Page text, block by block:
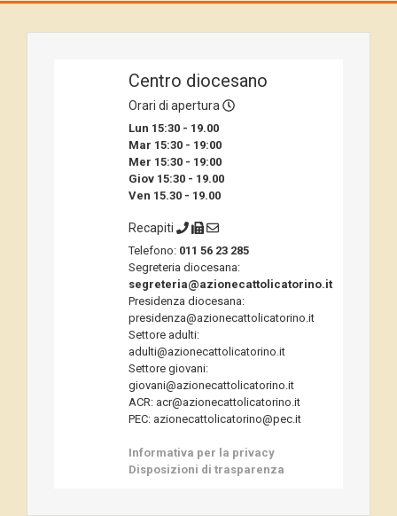
Centro diocesano
Orari di apertura
Lun 15:30 - 19.00
Mar 15:30 - 19:00
Mer 15:30 - 19:00
Giov 15:30 - 19.00
Ven 15.30 - 19.00
Recapiti
Telefono: 011 56 23 285
Segreteria diocesana:
segreteria@azionecattolicatorino.it
Presidenza diocesana:
presidenza@azionecattolicatorino.it
Settore adulti:
adulti@azionecattolicatorino.it
Settore giovani:
giovani@azionecattolicatorino.it
ACR: acr@azionecattolicatorino.it
PEC: azionecattolicatorino@pec.it
Informativa per la privacy
Disposizioni di trasparenza